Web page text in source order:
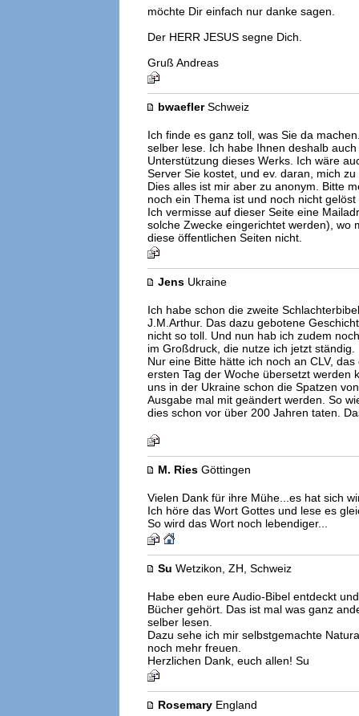
möchte Dir einfach nur danke sagen.
Der HERR JESUS segne Dich.
Gruß Andreas
bwaeflerSchweiz
Ich finde es ganz toll, was Sie da
selber lese. Ich habe Ihnen deshalb
Unterstützung dieses Werks. Ich wäre
Server Sie kostet, und ev. daran, mich
Dies alles ist mir aber zu anonym. Bitte
noch ein Thema ist und noch nicht gelöst
Ich vermisse auf dieser Seite eine
solche Zwecke eingerichtet werden), wo
diese öffentlichen Seiten nicht.
Jens Ukraine
Ich habe schon die zweite
J.M.Arthur. Das dazu gebotene
nicht so toll. Und nun hab ich zudem
im Großdruck, die nutze ich jetzt ständig.
Nur eine Bitte hätte ich noch an CLV,
ersten Tag der Woche übersetzt werden
uns in der Ukraine schon die Spatzen
Ausgabe mal mit geändert werden. So
dies schon vor über 200 Jahren taten.
M. Ries Göttingen
Vielen Dank für ihre Mühe...es hat sich
Ich höre das Wort Gottes und lese es
So wird das Wort noch lebendiger...
Su Wetzikon, ZH, Schweiz
Habe eben eure Audio-Bibel entdeckt
Bücher gehört. Das ist mal was ganz
selber lesen.
Dazu sehe ich mir selbstgemachte
noch mehr freuen.
Herzlichen Dank, euch allen! Su
Rosemary England